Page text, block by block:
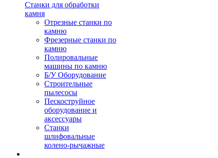
Станки для обработки
камня
Отрезные станки по
камню
Фрезерные станки по
камню
Полировальные
машины по камню
Б/У Оборудование
Строительные
пылесосы
Пескоструйное
оборудование и
аксессуары
Станки
шлифовальные
колено-рычажные